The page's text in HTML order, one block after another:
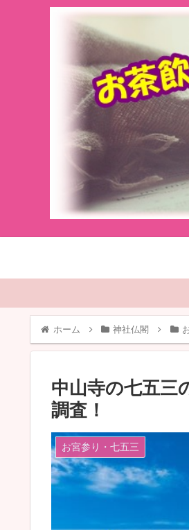
ホーム 神社仏閣
中山寺の七五三
調査！
お宮参り・七五三